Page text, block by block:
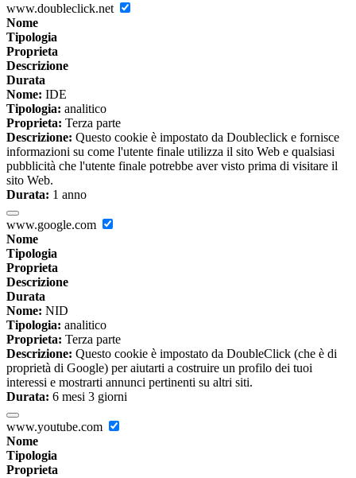
www.doubleclick.net
Nome
Tipologia
Proprieta
Descrizione
Durata
Nome: IDE
Tipologia: analitico
Proprieta: Terza parte
Descrizione: Questo cookie è impostato da Doubleclick e fornisce
informazioni su come l'utente finale utilizza il sito Web e qualsiasi
pubblicità che l'utente finale potrebbe aver visto prima di visitare il
sito Web.
Durata: 1 anno
www.google.com
Nome
Tipologia
Proprieta
Descrizione
Durata
Nome: NID
Tipologia: analitico
Proprieta: Terza parte
Descrizione: Questo cookie è impostato da DoubleClick (che è di
proprietà di Google) per aiutarti a costruire un profilo dei tuoi
interessi e mostrarti annunci pertinenti su altri siti.
Durata: 6 mesi 3 giorni
www.youtube.com
Nome
Tipologia
Proprieta